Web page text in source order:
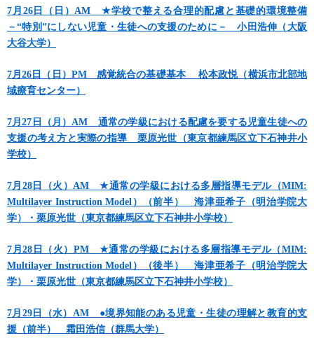
7月26日（日）AM ★学校で整える合理的配慮と基礎的環境整備
－“特別”にしない児童・生徒への支援のために－ 小田浩伸（大阪
大谷大学）
7月26日（日）PM 感覚統合の基礎基本 松本政悦（横浜市北部地
域療育センター）
7月27日（月）AM 通常の学級における配慮を要する児童生徒への
支援の考え方と実際の指導 栗原光世（東京都練馬区立下石神井小
学校）
7月28日（火）AM ★通常の学級における多層指導モデル（MIM:
Multilayer Instruction Model）（前半） 海津亜希子（明治学院大
学）・栗原光世（東京都練馬区立下石神井小学校）
7月28日（火）PM ★通常の学級における多層指導モデル（MIM:
Multilayer Instruction Model）（後半） 海津亜希子（明治学院大
学）・栗原光世（東京都練馬区立下石神井小学校）
7月29日（水）AM ●境界知能のある児童・生徒の理解と教育的支
援（前半） 霜田浩信（群馬大学）